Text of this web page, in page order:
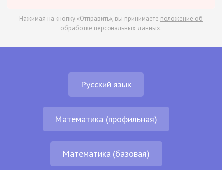
Нажимая на кнопку «Отправить», вы принимаете положение об
обработке персональных данных.
Русский язык
Математика (профильная)
Математика (базовая)